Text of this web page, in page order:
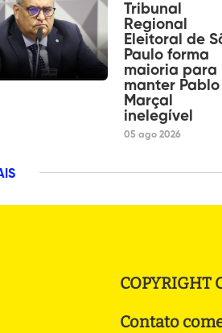
Tribunal
Regional
Eleitoral de
Paulo forma
maioria para
manter Pablo
Marçal
inelegível
05 ago 2026
COPYRIGHT
Contato